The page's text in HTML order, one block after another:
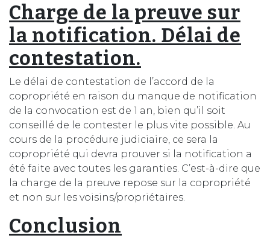
Charge de la preuve sur
la notification. Délai de
contestation.
Le délai de contestation de l’accord de la
copropriété en raison du manque de notification
de la convocation est de 1 an, bien qu’il soit
conseillé de le contester le plus vite possible. Au
cours de la procédure judiciaire, ce sera la
copropriété qui devra prouver si la notification a
été faite avec toutes les garanties. C’est-à-dire que
la charge de la preuve repose sur la copropriété
et non sur les voisins/propriétaires.
Conclusion